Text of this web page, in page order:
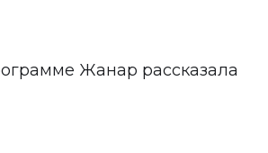
Жанар рассказала